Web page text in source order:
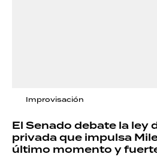
Improvisación
El Senado debate la ley
privada que impulsa
último momento y